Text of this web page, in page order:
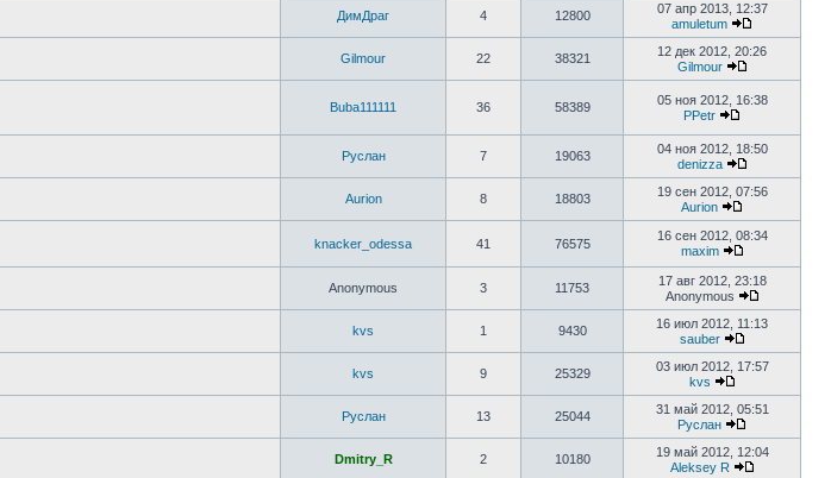
ДимДраг 4 12800
07 апр 2013, 12:37
amuletum
Gilmour 22 38321
12 дек 2012, 20:26
Gilmour
Buba111111 36 58389
05 ноя 2012, 16:38
PPetr
Руслан 7 19063
04 ноя 2012, 18:50
denizza
Aurion 8 18803
19 сен 2012, 07:56
Aurion
knacker_odessa 41 76575
16 сен 2012, 08:34
maxim
Anonymous 3 11753
17 авг 2012, 23:18
Anonymous
kvs 1 9430
16 июл 2012, 11:13
sauber
kvs 9 25329
03 июл 2012, 17:57
kvs
Руслан 13 25044
31 май 2012, 05:51
Руслан
Dmitry_R 2 10180
19 май 2012, 12:04
Aleksey R